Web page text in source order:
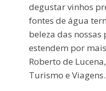
degustar vinhos
fontes de água
beleza das nossas
estendem por
Roberto de
Turismo e Viagens.